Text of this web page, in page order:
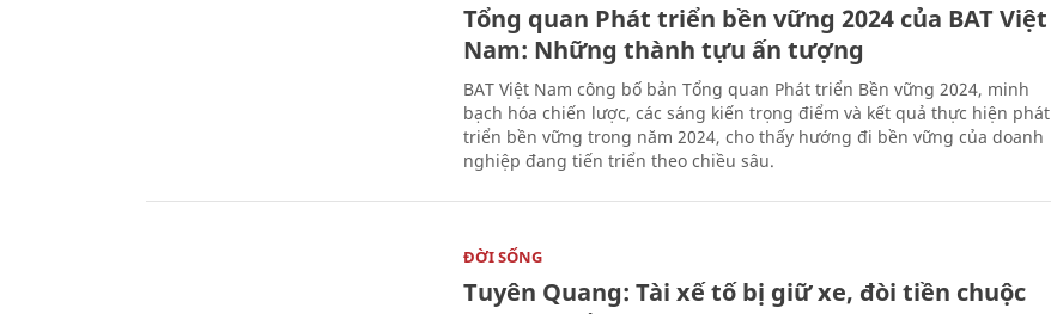
Tổng quan Phát triển bền vững 2024 của BAT Việt
Nam: Những thành tựu ấn tượng
BAT Việt Nam công bố bản Tổng quan Phát triển Bền vững 2024, minh
bạch hóa chiến lược, các sáng kiến trọng điểm và kết quả thực hiện phát
triển bền vững trong năm 2024, cho thấy hướng đi bền vững của doanh
nghiệp đang tiến triển theo chiều sâu.
ĐỜI SỐNG
Tuyên Quang: Tài xế tố bị giữ xe, đòi tiền chuộc